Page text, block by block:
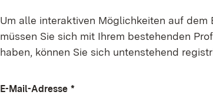
Um alle interaktiven Möglichkeiten auf
müssen Sie sich mit Ihrem bestehenden
haben, können Sie sich untenstehend
E-Mail-Adresse *